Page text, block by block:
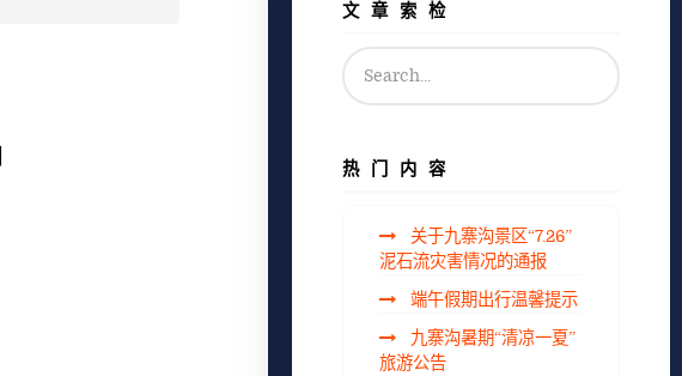
文章索检
热门内容
关于九寨沟景区“7.26”
泥石流灾害情况的通报
端午假期出行温馨提示
九寨沟暑期“清凉一夏”
旅游公告